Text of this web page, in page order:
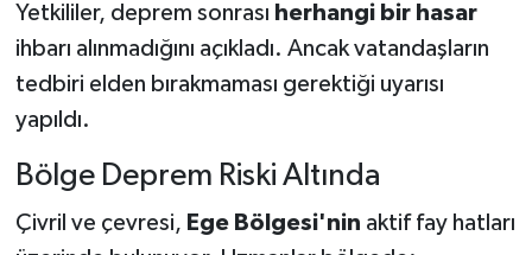
Yetkililer, deprem sonrası herhangi bir hasar
ihbarı alınmadığını açıkladı. Ancak vatandaşların
tedbiri elden bırakmaması gerektiği uyarısı
yapıldı.
Bölge Deprem Riski Altında
Çivril ve çevresi, Ege Bölgesi'nin aktif fay hatları